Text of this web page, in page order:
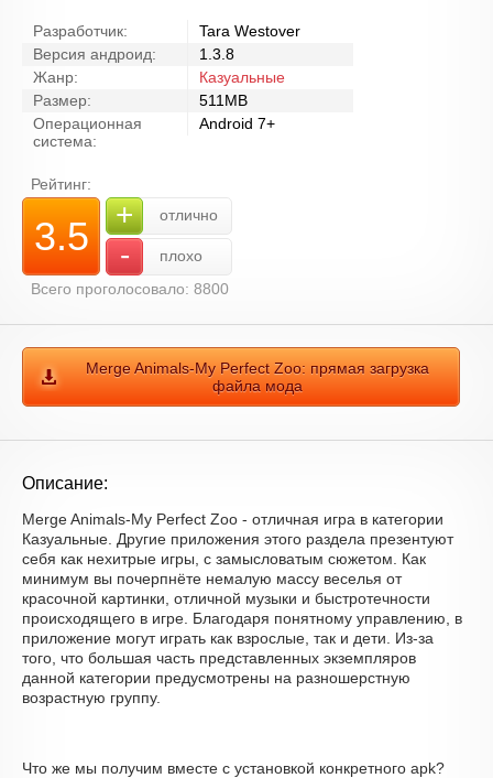
Разработчик:
Tara Westover
Версия андроид:
1.3.8
Жанр:
Казуальные
Размер:
511MB
Операционная
система:
Android 7+
Рейтинг:
3.5 + отлично
-
плохо
Всего проголосовало: 8800
Merge Animals-My Perfect Zoo: прямая загрузка
файла мода
Описание:
Merge Animals-My Perfect Zoo - отличная игра в категории
Казуальные. Другие приложения этого раздела презентуют
себя как нехитрые игры, с замысловатым сюжетом. Как
минимум вы почерпнёте немалую массу веселья от
красочной картинки, отличной музыки и быстротечности
происходящего в игре. Благодаря понятному управлению, в
приложение могут играть как взрослые, так и дети. Из-за
того, что большая часть представленных экземпляров
данной категории предусмотрены на разношерстную
возрастную группу.
Что же мы получим вместе с установкой конкретного apk?